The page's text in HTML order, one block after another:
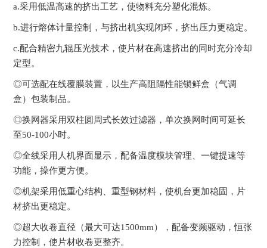
a.采用低温高速的挤出工艺，使物料充分塑化混炼。
b.进行熔体计量控制，与挤出机实现闭环，挤出压力更稳定。
c.配合精密九辊压光技术，使片材在高速挤出的同时充分冷却
定型。
◎可选配在线覆膜装置，以生产高阻隔性能锁鲜盒（气调
盒）包装制品。
◎换网器采用双柱圆周式长效过滤器，单次换网时间可延长
至50-100小时。
◎全线采用人机界面显示，配备温度模块管理、一键提速等
功能，操作更方便。
◎机架采用低重心结构、重型钢材料，使机台更加稳固，片
材挤出更稳定。
◎超大收卷直径（最大可达1500mm），配备变频驱动，恒张
力控制，使片材收卷更整齐。